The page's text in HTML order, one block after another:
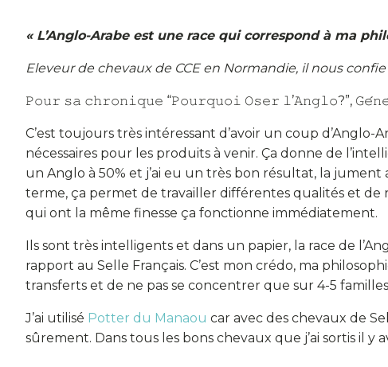
« L’Anglo-Arabe est une race qui correspond à ma
Eleveur de chevaux de CCE en Normandie, il nous
𝙿𝚘𝚞𝚛 𝚜𝚊 𝚌𝚑𝚛𝚘𝚗𝚒𝚚𝚞𝚎 “𝙿𝚘𝚞𝚛𝚚𝚞𝚘𝚒 𝙾𝚜𝚎𝚛 𝚕’𝙰𝚗𝚐𝚕𝚘?”,
C’est toujours très intéressant d’avoir un coup
nécessaires pour les produits à venir. Ça donne de
un Anglo à 50% et j’ai eu un très bon résultat, la
terme, ça permet de travailler différentes qualités et de
qui ont la même finesse ça fonctionne immédiatement.
Ils sont très intelligents et dans un papier, la race de
rapport au Selle Français. C’est mon crédo, ma
transferts et de ne pas se concentrer que sur 4-5
J’ai utilisé Potter du Manaou car avec des chevaux de
sûrement. Dans tous les bons chevaux que j’ai sortis il